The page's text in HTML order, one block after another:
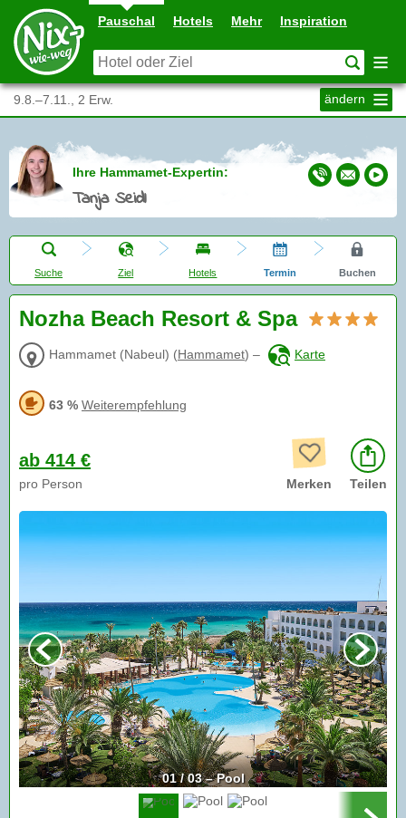
Pauschal Hotels Mehr Inspiration
9.8.–7.11., 2 Erw. ändern
Ihre Hammamet-Expertin:
Tanja Seidl
Suche Ziel Hotels Termin Buchen
Nozha Beach Resort & Spa
Hammamet (Nabeul) (Hammamet) – Karte
63 % Weiterempfehlung
ab 414 €
pro Person Merken Teilen
01 / 03 – Pool